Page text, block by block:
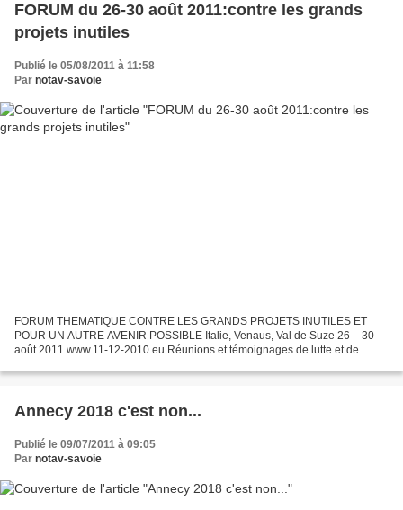
FORUM du 26-30 août 2011:contre les grands
projets inutiles
Publié le 05/08/2011 à 11:58
Par notav-savoie
FORUM THEMATIQUE CONTRE LES GRANDS PROJETS INUTILES ET
POUR UN AUTRE AVENIR POSSIBLE Italie, Venaus, Val de Suze 26 – 30
août 2011 www.11-12-2010.eu Réunions et témoignages de lutte et de
Annecy 2018 c'est non...
Publié le 09/07/2011 à 09:05
Par notav-savoie